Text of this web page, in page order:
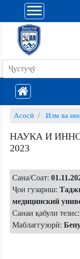
Асосӣ Илм ва
НАУКА И
2023
Сана/Соат:
Ҷои гузариш:
медицинский
Санаи қабули тезис:
Маблағгузорӣ: